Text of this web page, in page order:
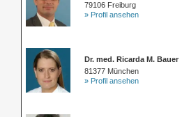
79106 Freiburg
» Profil ansehen
Dr. med. Ricarda M. Bauer
81377 München
» Profil ansehen